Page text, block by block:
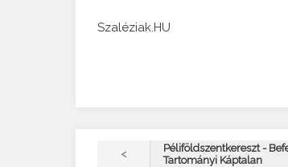
Szaléziak.HU
<
Péliföldszentkereszt -
Tartományi Káptalan